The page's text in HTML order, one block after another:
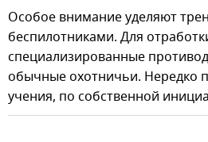
Особое внимание уделяют
беспилотниками. Для
специализированные
обычные охотничьи. Нередко
учения, по собственной